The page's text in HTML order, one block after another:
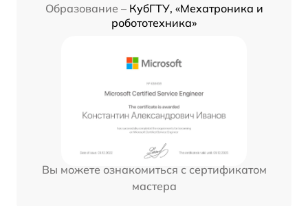
Образование – КубГТУ, «Мехатроника и
робототехника»
Вы можете ознакомиться с сертификатом
мастера